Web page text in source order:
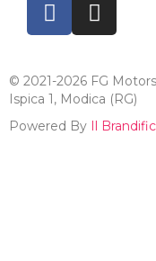
© 2021-2026 FG
Ispica 1, Modica (RG)
Powered By Il